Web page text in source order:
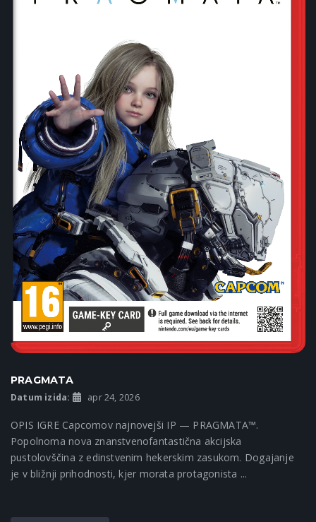
PRAGMATA
Datum izida: apr 24, 2026
OPIS IGRE Capcomov najnovejši IP — PRAGMATA™.
Popolnoma nova znanstvenofantastična akcijska
pustolovščina z edinstvenim hekerskim zasukom. Dogajanje
je v bližnji prihodnosti, kjer morata protagonista ...